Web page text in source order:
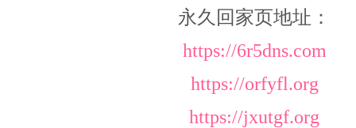
永久回家页地址：
https://6r5dns.com
https://orfyfl.org
https://jxutgf.org